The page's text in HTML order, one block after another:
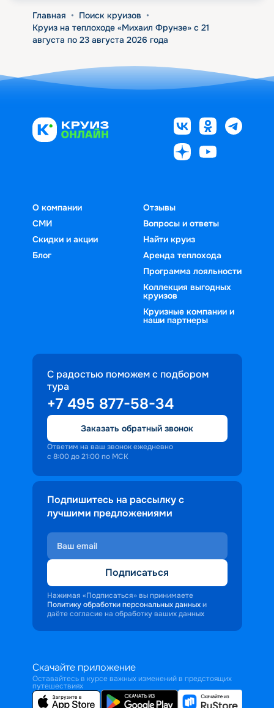
Главная • Поиск круизов •
Круиз на теплоходе «Михаил Фрунзе» с 21
августа по 23 августа 2026 года
О компании
СМИ
Скидки и акции
Блог
Отзывы
Вопросы и ответы
Найти круиз
Аренда теплохода
Программа лояльности
Коллекция выгодных
круизов
Круизные компании и
наши партнеры
С радостью поможем с подбором
тура
+7 495 877-58-34
Заказать обратный звонок
Ответим на ваш звонок ежедневно
с 8:00 до 21:00 по МСК
Подпишитесь на рассылку с
лучшими предложениями
Подписаться
Нажимая «Подписаться» вы принимаете
Политику обработки персональных данных и
даёте согласие на обработку ваших данных
Скачайте приложение
Оставайтесь в курсе важных изменений в предстоящих
путешествиях